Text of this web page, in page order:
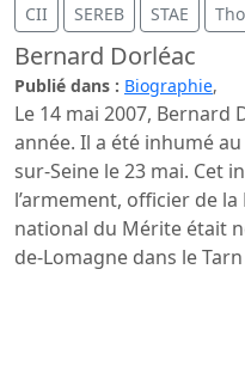
CII SEREB STAE
Bernard Dorléac
Publié dans : Biographie,
Le 14 mai 2007, Bernard
année. Il a été inhumé
sur-Seine le 23 mai. Cet
l’armement, officier de
national du Mérite était
de-Lomagne dans le